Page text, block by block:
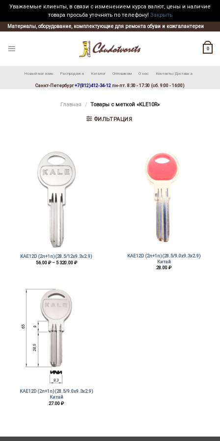
Уважаемые клиенты, в связи с изменением курса валют, цены и наличие
товара просьба уточнять по телефону! Закрыть
Skip
to
Материалы, оборудование, комплектующие для ремонта обуви и кожгалантереи
0
Новый магазин Распродажа Каталог Оптовикам О нас Контакты/Доставка
Санкт-Петербург+7(812)412-34-12 пн-пт. 8:30 - 17:30 (сб. 9:00 - 16:00)
Главная / Товары с меткой «KLE10R»
ФИЛЬТРАЦИЯ
KAE12D (2л+1п)(28.5/12х9.3х2.9)
56.00₽ – 5 320.00₽Диапазон
KAE12D (2л+1п)(28.5/9.0х9.3х2.9)
Китай
28.00₽
KAE12D (2л+1п)(28.5/9.0х9.3х2.9)
Китай
27.00₽